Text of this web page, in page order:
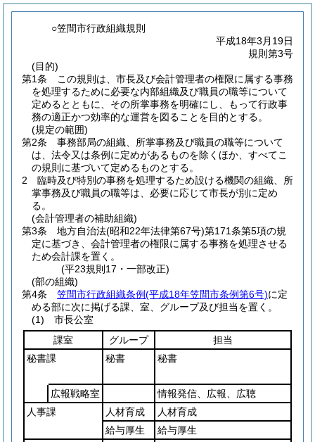
○笠間市行政組織規則
平成18年3月19日
規則第3号
(目的)
第1条
この規則は、市長及び会計管理者の権限に属する事務
を処理するために必要な内部組織及び職員の職等について
定めるとともに、その所掌事務を明確にし、もって行政事
務の適正かつ効率的な運営を図ることを目的とする。
(規定の範囲)
第2条
事務部局の組織、所掌事務及び職員の職等について
は、法令又は条例に定めがあるものを除くほか、すべてこ
の規則に基づいて定めるものとする。
2
臨時及び特別の事務を処理するため設ける機関の組織、所
掌事務及び職員の職等は、必要に応じて市長が別に定め
る。
(会計管理者の補助組織)
第3条
地方自治法(昭和22年法律第67号)第171条第5項の規
定に基づき、会計管理者の権限に属する事務を処理させる
ため会計課を置く。
(平23規則17・一部改正)
(部の組織)
第4条
笠間市行政組織条例(平成18年笠間市条例第6号)に定
める部に次に掲げる課、室、グループ及び担当を置く。
(1)
市長公室
課室
グループ
担当
秘書課
秘書 秘書
広報戦略室
情報発信、広報、広聴
人事課
人材育成
人材育成
給与厚生
給与厚生